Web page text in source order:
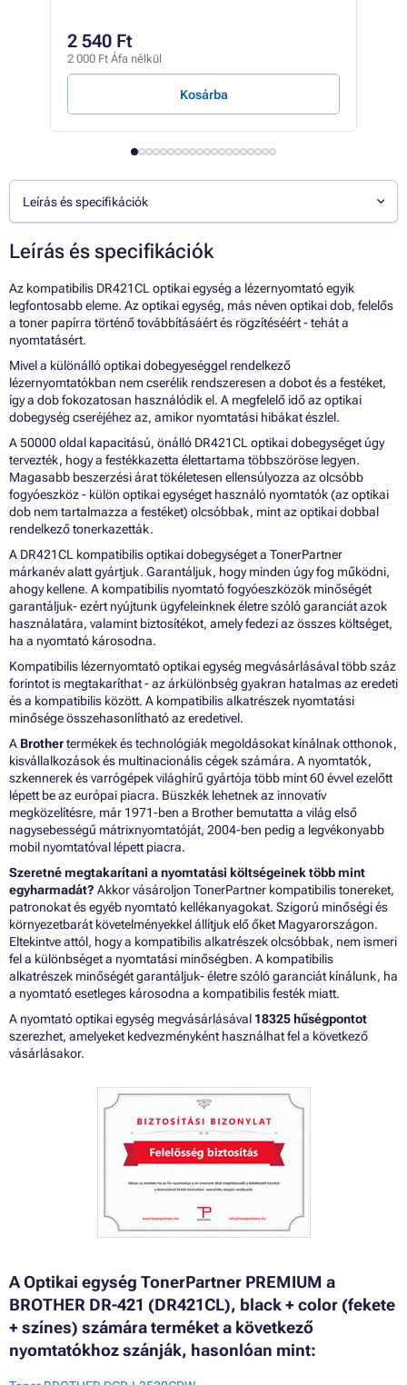
2 540 Ft
2 000 Ft Áfa nélkül
Kosárba
Leírás és specifikációk
Leírás és specifikációk
Az kompatibilis DR421CL optikai egység a lézernyomtató egyik
legfontosabb eleme. Az optikai egység, más néven optikai dob, felelős
a toner papírra történő továbbításáért és rögzítéséért - tehát a
nyomtatásért.
Mivel a különálló optikai dobegyeséggel rendelkező
lézernyomtatókban nem cserélik rendszeresen a dobot és a festéket,
így a dob fokozatosan használódik el. A megfelelő idő az optikai
dobegység cseréjéhez az, amikor nyomtatási hibákat észlel.
A 50000 oldal kapacitású, önálló DR421CL optikai dobegységet úgy
tervezték, hogy a festékkazetta élettartama többszöröse legyen.
Magasabb beszerzési árat tökéletesen ellensúlyozza az olcsóbb
fogyóeszköz - külön optikai egységet használó nyomtatók (az optikai
dob nem tartalmazza a festéket) olcsóbbak, mint az optikai dobbal
rendelkező tonerkazetták.
A DR421CL kompatibilis optikai dobegységet a TonerPartner
márkanév alatt gyártjuk. Garantáljuk, hogy minden úgy fog működni,
ahogy kellene. A kompatibilis nyomtató fogyóeszközök minőségét
garantáljuk- ezért nyújtunk ügyfeleinknek életre szóló garanciát azok
használatára, valamint biztosítékot, amely fedezi az összes költséget,
ha a nyomtató károsodna.
Kompatibilis lézernyomtató optikai egység megvásárlásával több száz
forintot is megtakaríthat - az árkülönbség gyakran hatalmas az eredeti
és a kompatibilis között. A kompatibilis alkatrészek nyomtatási
minősége összehasonlítható az eredetivel.
A Brothertermékek és technológiák megoldásokat kínálnak otthonok,
kisvállalkozások és multinacionális cégek számára. A nyomtatók,
szkennerek és varrógépek világhírű gyártója több mint 60 évvel ezelőtt
lépett be az európai piacra. Büszkék lehetnek az innovatív
megközelítésre, már 1971-ben a Brother bemutatta a világ első
nagysebességű mátrixnyomtatóját, 2004-ben pedig a legvékonyabb
mobil nyomtatóval lépett piacra.
Szeretné megtakarítani a nyomtatási költségeinek több mint
egyharmadát? Akkor vásároljon TonerPartner kompatibilis tonereket,
patronokat és egyéb nyomtató kellékanyagokat. Szigorú minőségi és
környezetbarát követelményekkel állítjuk elő őket Magyarországon.
Eltekintve attól, hogy a kompatibilis alkatrészek olcsóbbak, nem ismeri
fel a különbséget a nyomtatási minőségben. A kompatibilis
alkatrészek minőségét garantáljuk- életre szóló garanciát kínálunk, ha
a nyomtató esetleges károsodna a kompatibilis festék miatt.
A nyomtató optikai egység megvásárlásával 18325 hűségpontot
szerezhet, amelyeket kedvezményként használhat fel a következő
vásárlásakor.
A Optikai egység TonerPartner PREMIUM a
BROTHER DR-421 (DR421CL), black + color (fekete
+ színes) számára terméket a következő
nyomtatókhoz szánják, hasonlóan mint: